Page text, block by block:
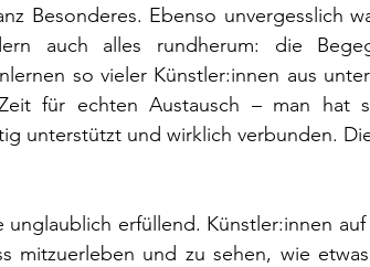
Besonderes. Ebenso unvergesslich
auch alles rundherum: die
so vieler Künstler:innen aus
für echten Austausch – man hat
unterstützt und wirklich verbunden.
erfüllend. Künstler:innen
mitzuerleben und zu sehen, wie